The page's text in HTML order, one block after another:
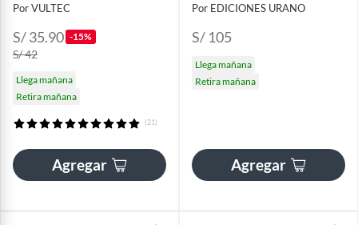
Por VULTEC
S/ 35.90 -15%
S/ 42
Llega mañana
Retira mañana
(21)
Agregar
Por EDICIONES URANO
S/ 105
Llega mañana
Retira mañana
Agregar